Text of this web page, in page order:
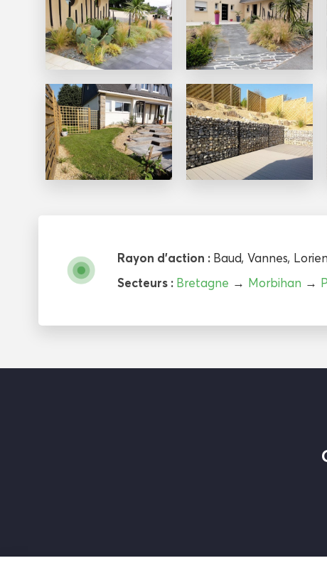
Rayon d'action : Baud, Vannes,
Secteurs : Bretagne → Morbihan →